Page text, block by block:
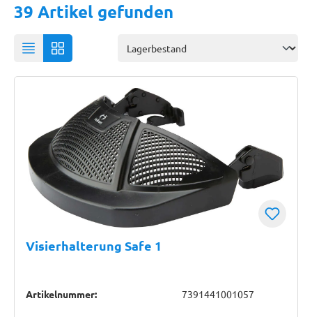
39 Artikel gefunden
Visierhalterung Safe 1
Artikelnummer: 7391441001057